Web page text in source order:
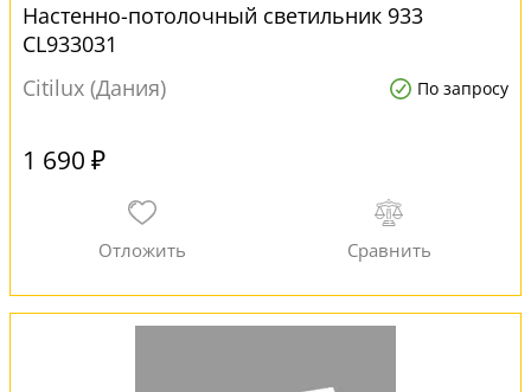
Настенно-потолочный светильник 933
CL933031
Citilux (Дания)
По запросу
1 690 ₽